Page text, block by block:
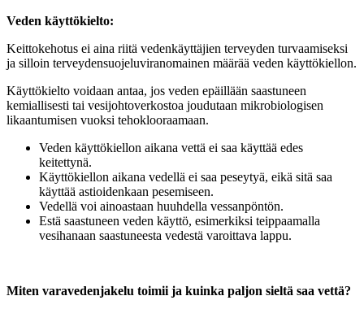
Veden käyttökielto:
Keittokehotus ei aina riitä vedenkäyttäjien terveyden turvaamiseksi
ja silloin terveydensuojeluviranomainen määrää veden käyttökiellon.
Käyttökielto voidaan antaa, jos veden epäillään saastuneen
kemiallisesti tai vesijohtoverkostoa joudutaan mikrobiologisen
likaantumisen vuoksi tehoklooraamaan.
Veden käyttökiellon aikana vettä ei saa käyttää edes
keitettynä.
Käyttökiellon aikana vedellä ei saa peseytyä, eikä sitä saa
käyttää astioidenkaan pesemiseen.
Vedellä voi ainoastaan huuhdella vessanpöntön.
Estä saastuneen veden käyttö, esimerkiksi teippaamalla
vesihanaan saastuneesta vedestä varoittava lappu.
Miten varavedenjakelu toimii ja kuinka paljon sieltä saa vettä?